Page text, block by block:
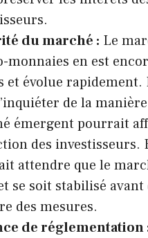
du marché : Le
monnaies en est
et évolue rapidement.
de la
émergent pourrait
des investisseurs.
attendre que le
se soit stabilisé avant
des mesures.
de réglementation